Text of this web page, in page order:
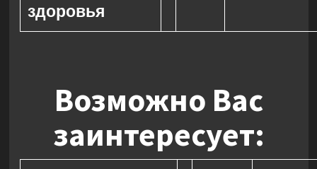
здоровья
Возможно Вас
заинтересует: